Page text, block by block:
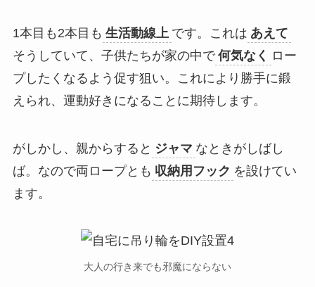
1本目も2本目も 生活動線上 です。これは あえて
そうしていて、子供たちが家の中で 何気なく ロー
プしたくなるよう促す狙い。これにより勝手に鍛
えられ、運動好きになることに期待します。
がしかし、親からすると ジャマ なときがしばし
ば。なので両ロープとも 収納用フック を設けてい
ます。
大人の行き来でも邪魔にならない